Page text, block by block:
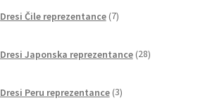
Dresi Čile reprezentance 7izdelkov
Dresi Japonska reprezentance 28izdelkov
Dresi Peru reprezentance 3izdelki